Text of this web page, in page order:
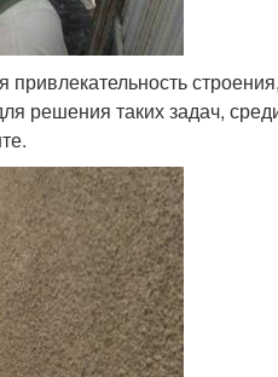
решения таких задач,